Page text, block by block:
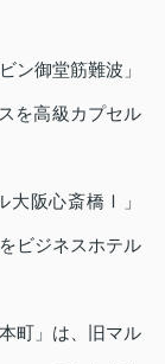
ン御堂筋難波」
を高級カプセル
大阪心斎橋Ⅰ」
ビジネスホテル
町」は、旧マル